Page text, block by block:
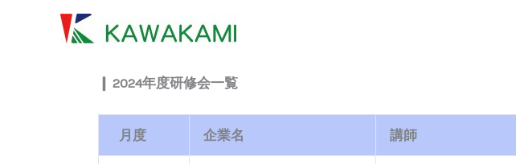
❙ 2024年度研修会一覧
月度 企業名 講師